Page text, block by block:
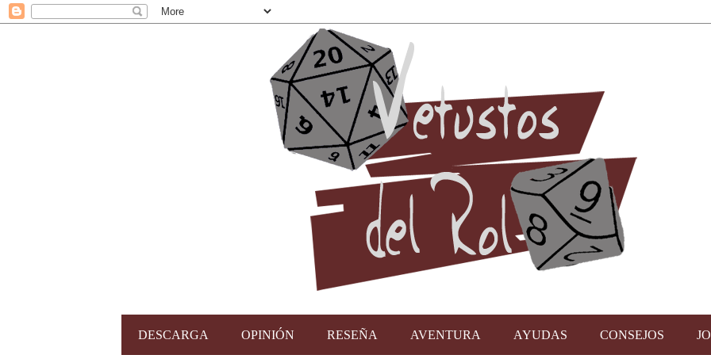
DESCARGA OPINIÓN RESEÑA AVENTURA AYUDAS CONSEJOS